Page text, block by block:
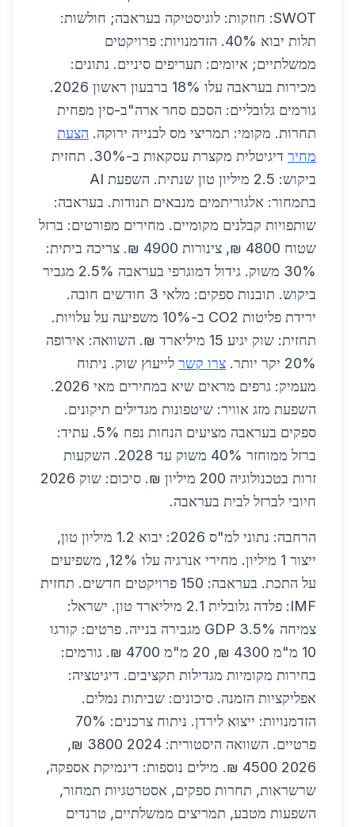
SWOT: חוזקות: לוגיסטיקה בעראבה; חולשות:
תלות יבוא 40%. הזדמנויות: פרויקטים
ממשלתיים; איומים: תעריפים סיניים. נתונים:
מכירות בעראבה עלו 18% ברבעון ראשון 2026.
גורמים גלובליים: הסכם סחר ארה"ב-סין מפחית
תחרות. מקומי: תמריצי מס לבנייה ירוקה. הצעת
מחיר
דיגיטלית מקצרת עסקאות ב-30%. תחזית
ביקוש: 2.5 מיליון טון שנתית. השפעת AI
בתמחור: אלגוריתמים מנבאים תנודות. בעראבה:
שותפויות קבלנים מקומיים. מחירים מפורטים: ברזל
שטוח 4800 ₪, צינורות 4900 ₪. צריכה ביתית:
30% משוק. גידול דמוגרפי בעראבה 2.5% מגביר
ביקוש. תובנות ספקים: מלאי 3 חודשים חובה.
ירידת פליטות CO2 ב-10% משפיעה על עלויות.
תחזית: שוק יגיע 15 מיליארד ₪. השוואה: אירופה
20% יקר יותר.
צרו קשר לייעוץ שוק. ניתוח
מעמיק: גרפים מראים שיא במחירים מאי 2026.
השפעת מזג אוויר: שיטפונות מגדילים תיקונים.
ספקים בעראבה מציעים הנחות נפח 5%. עתיד:
ברזל ממוחזר 40% משוק עד 2028. השקעות
זרות בטכנולוגיה 200 מיליון ₪. סיכום: שוק 2026
חיובי לברזל לבית בעראבה.
הרחבה: נתוני למ"ס 2026: יבוא 1.2 מיליון טון,
ייצור 1 מיליון. מחירי אנרגיה עלו 12%, משפיעים
על התכת. בעראבה: 150 פרויקטים חדשים. תחזית
IMF: פלדה גלובלית 2.1 מיליארד טון. ישראל:
צמיחה GDP 3.5% מגבירה בנייה. פרטים: קורגו
10 מ"מ 4300 ₪, 20 מ"מ 4700 ₪. גורמים:
בחירות מקומיות מגדילות תקציבים. דיגיטציה:
אפליקציות הזמנה. סיכונים: שביתות נמלים.
הזדמנויות: ייצוא לירדן. ניתוח צרכנים: 70%
פרטיים. השוואה היסטורית: 2024 3800 ₪,
2026 4500 ₪. מילים נוספות: דינמיקת אספקה,
שרשראות, תחרות ספקים, אסטרטגיות תמחור,
השפעות מטבע, תמריצים ממשלתיים, טרנדים